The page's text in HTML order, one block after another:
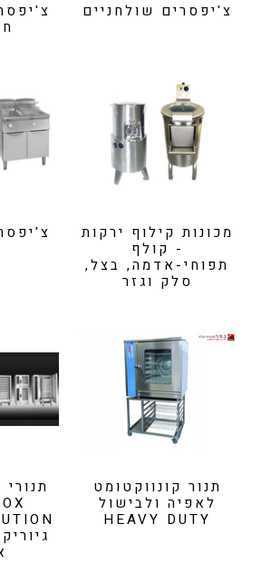
צ'יפסרים שולחניים
מכונות קילוף ירקות
- קולף
תפוחי-אדמה, בצל,
סלק וגזר
תנור קונווקטומט
לאפיה ולבישול
HEAVY DUTY